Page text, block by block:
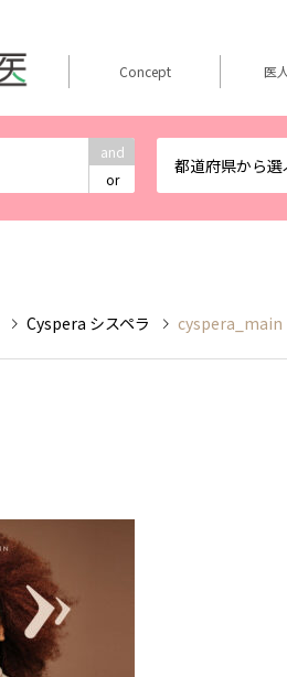
and
or
都道府県から選
Concept 医
Cyspera シスペラ cyspera_main